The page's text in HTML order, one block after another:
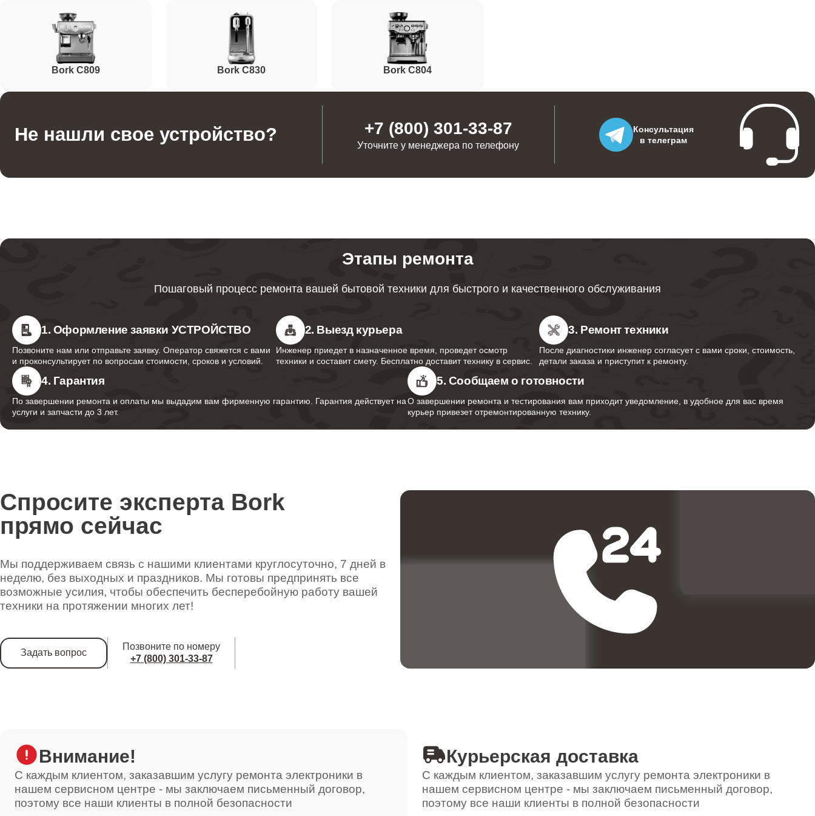
Чистка клапана
от 50 минут
от 110 минут
Ремонт дренажного клапана
от 90 минут
600
Ремонт кофемолки
от 70 минут
500
Ремонт гидросистемы
580
Ремонт ЦЗУ
Декальцинация
Ремонт ТЭНа
от 110 минут
590
Ремонт платы управления
от 50 минут
880
Bork C809 Bork C830 Bork C804
Не нашли свое устройство? +7 (800) 301-33-87
Уточните у менеджера по телефону
Консультация
в телеграм
Этапы ремонта
Пошаговый процесс ремонта вашей бытовой техники для быстрого и качественного обслуживания
1. Оформление заявки УСТРОЙСТВО
Позвоните нам или отправьте заявку. Оператор свяжется с вами
и проконсультирует по вопросам стоимости, сроков и условий.
2. Выезд курьера
Инженер приедет в назначенное время, проведет осмотр
техники и составит смету. Бесплатно доставит технику в сервис.
3. Ремонт техники
После диагностики инженер согласует с вами сроки, стоимость,
детали заказа и приступит к ремонту.
4. Гарантия
По завершении ремонта и оплаты мы выдадим вам фирменную гарантию. Гарантия действует на
услуги и запчасти до 3 лет.
5. Сообщаем о готовности
О завершении ремонта и тестирования вам приходит уведомление, в удобное для вас время
курьер привезет отремонтированную технику.
Спросите эксперта Bork
прямо сейчас
Мы поддерживаем связь с нашими клиентами круглосуточно, 7 дней в
неделю, без выходных и праздников. Мы готовы предпринять все
возможные усилия, чтобы обеспечить бесперебойную работу вашей
техники на протяжении многих лет!
Задать вопрос
Позвоните по номеру
+7 (800) 301-33-87
Внимание!
С каждым клиентом, заказавшим услугу ремонта электроники в
нашем сервисном центре - мы заключаем письменный договор,
поэтому все наши клиенты в полной безопасности
Курьерская доставка
С каждым клиентом, заказавшим услугу ремонта электроники в
нашем сервисном центре - мы заключаем письменный договор,
поэтому все наши клиенты в полной безопасности